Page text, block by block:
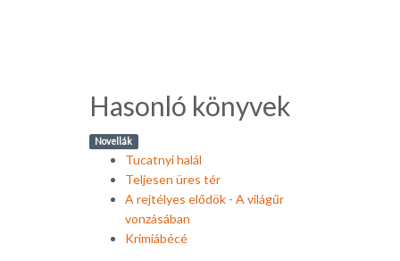
Hasonló könyvek
Novellák
Tucatnyi halál
Teljesen üres tér
A rejtélyes elődök - A világűr
vonzásában
Krimiábécé